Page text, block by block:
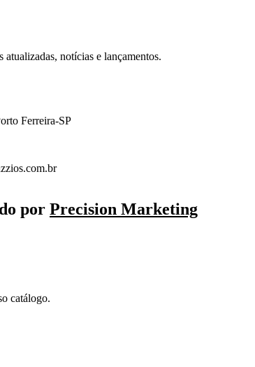
notícias e lançamentos.
Ferreira-SP
por Precision Marketing
catálogo.